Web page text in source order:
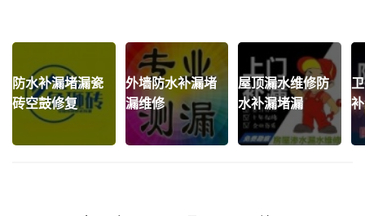
防水补漏堵漏瓷
砖空鼓修复
外墙防水补漏堵
漏维修
屋顶漏水维修防
水补漏堵漏